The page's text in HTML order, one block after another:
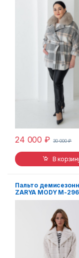
24 000₽ 30 000₽
В
Пальто
ZARYA MODY M-296